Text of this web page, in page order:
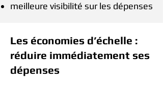
meilleure visibilité sur les dépenses
Les économies d’échelle :
réduire immédiatement ses
dépenses